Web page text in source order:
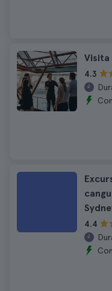
Visita
4.3
4.4